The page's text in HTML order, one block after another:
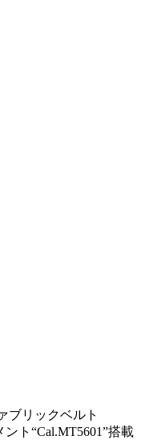
リックベルト
ント“Cal.MT5601”搭載